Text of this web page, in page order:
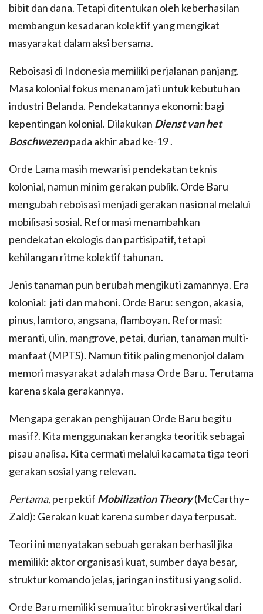
bibit dan dana. Tetapi ditentukan oleh keberhasilan
membangun kesadaran kolektif yang mengikat
masyarakat dalam aksi bersama.
Reboisasi di Indonesia memiliki perjalanan panjang.
Masa kolonial fokus menanam jati untuk kebutuhan
industri Belanda. Pendekatannya ekonomi: bagi
kepentingan kolonial. Dilakukan Dienst van het
Boschwezenpada akhir abad ke-19 .
Orde Lama masih mewarisi pendekatan teknis
kolonial, namun minim gerakan publik. Orde Baru
mengubah reboisasi menjadi gerakan nasional melalui
mobilisasi sosial. Reformasi menambahkan
pendekatan ekologis dan partisipatif, tetapi
kehilangan ritme kolektif tahunan.
Jenis tanaman pun berubah mengikuti zamannya. Era
kolonial: jati dan mahoni. Orde Baru: sengon, akasia,
pinus, lamtoro, angsana, flamboyan. Reformasi:
meranti, ulin, mangrove, petai, durian, tanaman multi-
manfaat (MPTS). Namun titik paling menonjol dalam
memori masyarakat adalah masa Orde Baru. Terutama
karena skala gerakannya.
Mengapa gerakan penghijauan Orde Baru begitu
masif?. Kita menggunakan kerangka teoritik sebagai
pisau analisa. Kita cermati melalui kacamata tiga teori
gerakan sosial yang relevan.
Pertama, perpektif Mobilization Theory(McCarthy–
Zald): Gerakan kuat karena sumber daya terpusat.
Teori ini menyatakan sebuah gerakan berhasil jika
memiliki: aktor organisasi kuat, sumber daya besar,
struktur komando jelas, jaringan institusi yang solid.
Orde Baru memiliki semua itu: birokrasi vertikal dari